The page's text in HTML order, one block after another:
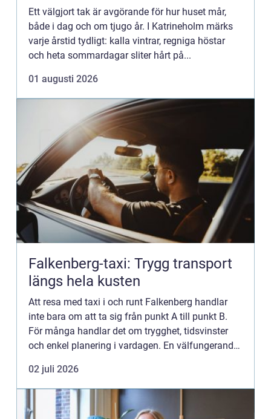
Ett välgjort tak är avgörande för hur huset mår,
både i dag och om tjugo år. I Katrineholm märks
varje årstid tydligt: kalla vintrar, regniga höstar
och heta sommardagar sliter hårt på...
01 augusti 2026
Falkenberg-taxi: Trygg transport
längs hela kusten
Att resa med taxi i och runt Falkenberg handlar
inte bara om att ta sig från punkt A till punkt B.
För många handlar det om trygghet, tidsvinster
och enkel planering i vardagen. En välfungerande
02 juli 2026